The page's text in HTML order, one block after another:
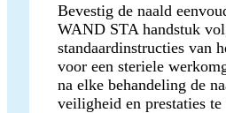
Bevestig de naald
WAND STA handstuk
standaardinstructies van
voor een steriele
na elke behandeling de
veiligheid en prestaties te